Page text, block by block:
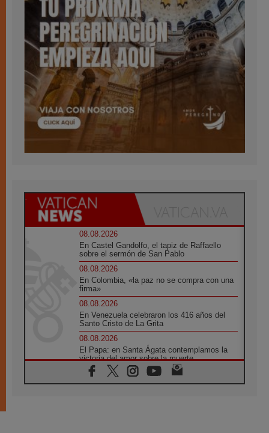
08.08.2026
En Castel Gandolfo, el tapiz de Raffaello
sobre el sermón de San Pablo
08.08.2026
En Colombia, «la paz no se compra con una
firma»
08.08.2026
En Venezuela celebraron los 416 años del
Santo Cristo de La Grita
08.08.2026
El Papa: en Santa Ágata contemplamos la
victoria del amor sobre la muerte
08.08.2026
León XIV visitará el Santuario de la Madre